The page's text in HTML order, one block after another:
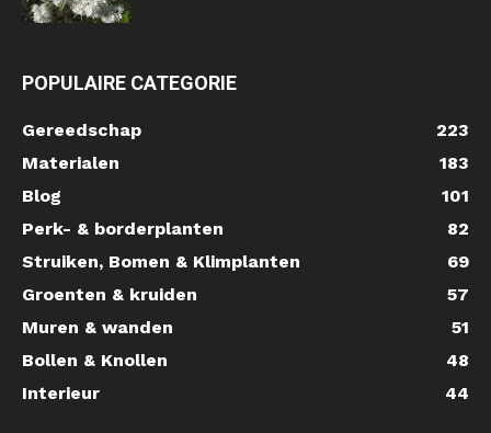
POPULAIRE CATEGORIE
Gereedschap
223
Materialen
183
Blog
101
Perk- & borderplanten
82
Struiken, Bomen & Klimplanten
69
Groenten & kruiden
57
Muren & wanden
51
Bollen & Knollen
48
Interieur
44